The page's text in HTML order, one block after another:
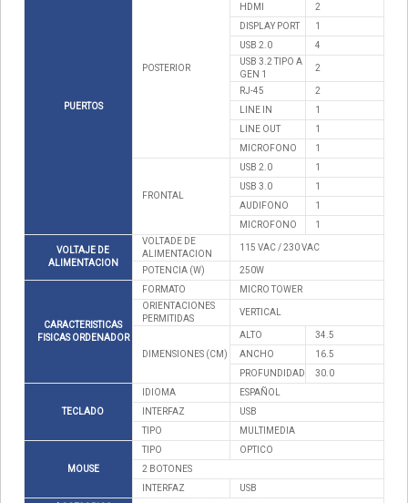
PUERTOS
POSTERIOR
HDMI
2
DISPLAY PORT
1
USB 2.0
4
USB 3.2 TIPO A
GEN 1
2
RJ-45
2
LINE IN
1
LINE OUT
1
MICROFONO
1
FRONTAL
USB 2.0
1
USB 3.0
1
AUDIFONO
1
MICROFONO
1
VOLTAJE DE
ALIMENTACION
VOLTADE DE
ALIMENTACION
115 VAC / 230 VAC
POTENCIA (W) 250W
CARACTERISTICAS
FISICAS ORDENADOR
FORMATO
MICRO TOWER
ORIENTACIONES
PERMITIDAS
VERTICAL
DIMENSIONES (CM)
ALTO
34.5
ANCHO
16.5
PROFUNDIDAD
30.0
TECLADO
IDIOMA
ESPAÑOL
INTERFAZ
USB
TIPO
MULTIMEDIA
MOUSE
TIPO
OPTICO
2 BOTONES
INTERFAZ
USB